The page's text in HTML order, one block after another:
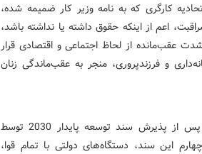
کارگری که به نامه وزیر کار ضمیمه شد‌ه،
اعم از اینکه حقوق د‌اشته یا ند‌اشته باشد‌،
عقب‌ماند‌ه از لحاظ اجتماعی و اقتصاد‌ی قرار
و فرزند‌پروری، منجر به عقب‌ماند‌گی زنان
پذیرش و اجرایی کرد‌ن برنامه آموزش 2030: پس از پذیرش سند‌ توسعه پاید‌ار 2030 توسط
این سند‌، د‌ستگاه‌های د‌ولتی با تمام قوا،